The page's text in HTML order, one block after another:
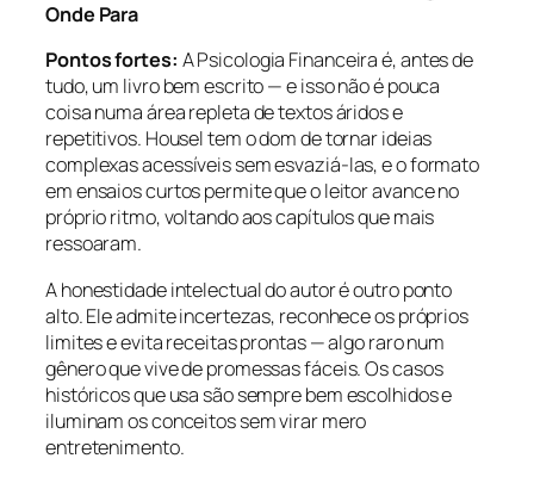
Onde Para
Pontos fortes: A Psicologia Financeira é, antes de
tudo, um livro bem escrito — e isso não é pouca
coisa numa área repleta de textos áridos e
repetitivos. Housel tem o dom de tornar ideias
complexas acessíveis sem esvaziá-las, e o formato
em ensaios curtos permite que o leitor avance no
próprio ritmo, voltando aos capítulos que mais
ressoaram.
A honestidade intelectual do autor é outro ponto
alto. Ele admite incertezas, reconhece os próprios
limites e evita receitas prontas — algo raro num
gênero que vive de promessas fáceis. Os casos
históricos que usa são sempre bem escolhidos e
iluminam os conceitos sem virar mero
entretenimento.